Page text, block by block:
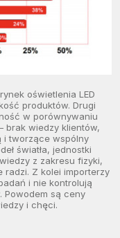
oświetlenia LED
produktów. Drugi
w porównywaniu
brak wiedzy klientów,
i tworzące wspólny
światła, jednostki
z zakresu fizyki,
radzi. Z kolei importerzy
i nie kontrolują
Powodem są ceny
i chęci.